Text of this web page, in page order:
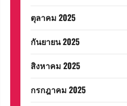
ตุลาคม 2025
กันยายน 2025
สิงหาคม 2025
กรกฎาคม 2025